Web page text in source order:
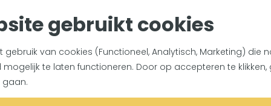
gebruikt cookies
gebruik van cookies (Functioneel, Analytisch, Marketing) die
te laten functioneren. Door op accepteren te klikken,
gaan.